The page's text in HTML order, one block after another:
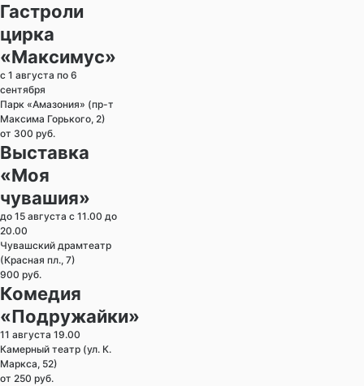
Гастроли
цирка
«Максимус»
с 1 августа по 6
сентября
Парк «Амазония» (пр-т
Максима Горького, 2)
от 300 руб.
Выставка
«Моя
чувашия»
до 15 августа с 11.00 до
20.00
Чувашский драмтеатр
(Красная пл., 7)
900 руб.
Комедия
«Подружайки»
11 августа 19.00
Камерный театр (ул. К.
Маркса, 52)
от 250 руб.